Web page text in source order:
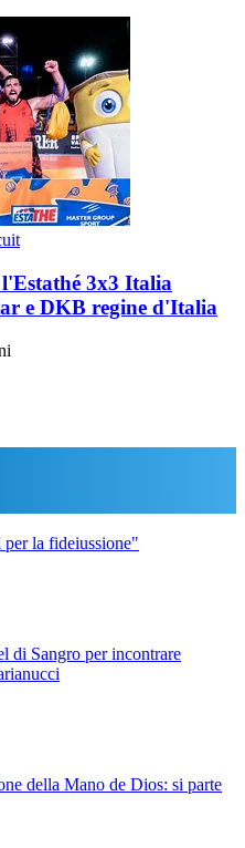
3x3 Italia
e DKB regine d'Italia
la fideiussione"
di Sangro per incontrare
della Mano de Dios: si parte